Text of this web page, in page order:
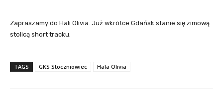
Zapraszamy do Hali Olivia. Już wkrótce Gdańsk stanie się zimową
stolicą short tracku.
TAGS GKS Stoczniowiec Hala Olivia